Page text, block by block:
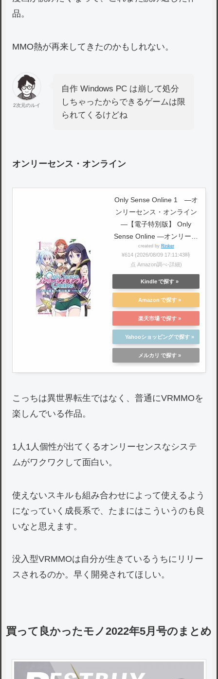
品。
MMO熱が再来してきたのかもしれない。
2次元のルイ
自作 Windows PC は崩して処分
しちゃったからできるゲームは限
られてくるけどね
オンリーセンス・オンライン
Only Sense Online 1 ―オ
ンリーセンス・オンライン
―【電子特別版】 Only
Sense Online ―オンリーセ
ンス・オンライン― (ドラゴ
ンコミックスエイジ)
created by Rinker
¥614 (2026/08/09 17:11:43時
点 Amazon調べ-詳細)
Kindle
Amazon
楽天市場
Yahooショッピング
メルカリ
こっちは異世界転生ではなく、普通にVRMMOを
楽しんでいる作品。
1人1人個性が出てくるオンリーセンスなシステ
ムがワクワクして面白い。
使えないスキルも組み合わせによって使えるよう
になっていく成長系で、たまにはこういうのも良
いなと思えます。
没入型VRMMOは自分が生きているうちにリリー
スされるのか。早く開発されてほしい。
買って良かったモノ2022年5月号のまとめ